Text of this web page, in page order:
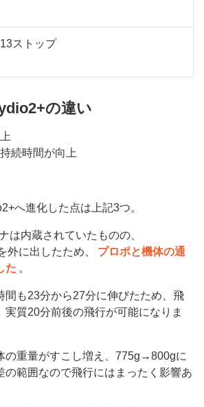
13ストップ
の違い
続時間が向上
へ進化した点は上記3つ。
は内蔵されていたものの、
外に出したため、
プロポと機体の通
た 。
間も23分から27分に伸びたため、飛
実質20分前後の飛行が可能になりま
の重量がすこし増え、775g→800gに
の範囲なので飛行にはまったく影響あ